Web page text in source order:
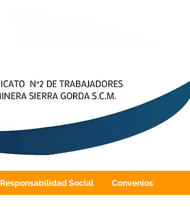
Responsabilidad Social Convenios